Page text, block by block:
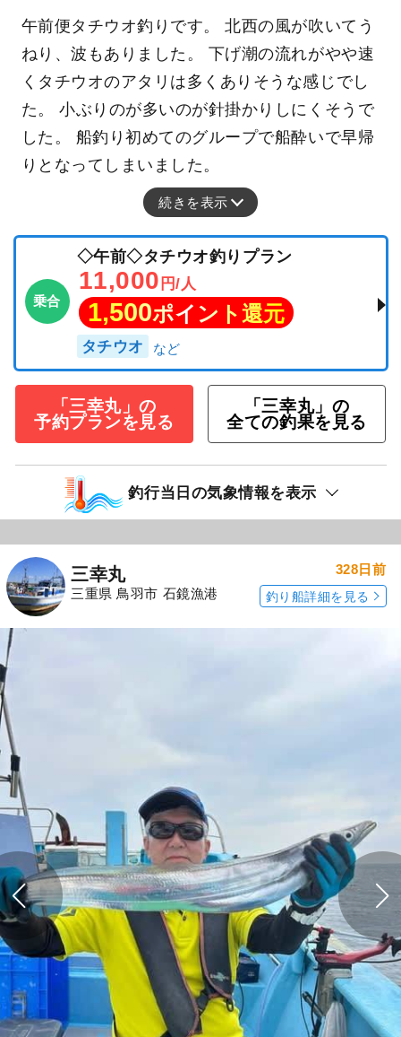
三幸丸
三重県 鳥羽市 石鏡漁港
293日前
釣り船詳細を見る
釣行日：2025年10月19日（日）中潮
タチウオ 合計10匹
午前便タチウオ釣りです。 北西の風が吹いてう
ねり、波もありました。 下げ潮の流れがやや速
くタチウオのアタリは多くありそうな感じでし
た。 小ぶりのが多いのが針掛かりしにくそうで
した。 船釣り初めてのグループで船酔いで早帰
りとなってしまいました。
続きを表示
◇午前◇タチウオ釣りプラン
11,000円/人
1,500ポイント還元
タチウオ
「三幸丸」の
予約プランを見る
「三幸丸」の
全ての釣果を見る
三重県 鳥羽市 石鏡漁港